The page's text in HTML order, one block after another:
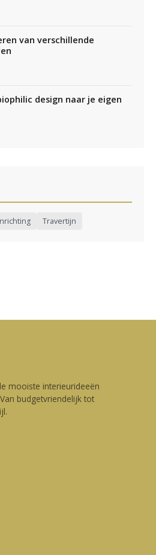
van verschillende
design naar je eigen
Travertijn
mooiste interieurideeën
budgetvriendelijk tot